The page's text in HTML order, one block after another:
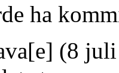
ha
(8